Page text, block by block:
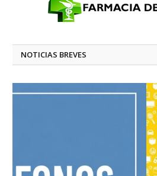
NOTICIAS BREVES